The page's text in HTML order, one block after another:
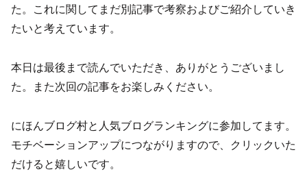
た。これに関してまだ別記事で考察およびご紹介していき
たいと考えています。
本日は最後まで読んでいただき、ありがとうございまし
た。また次回の記事をお楽しみください。
にほんブログ村と人気ブログランキングに参加してます。
モチベーションアップにつながりますので、クリックいた
だけると嬉しいです。